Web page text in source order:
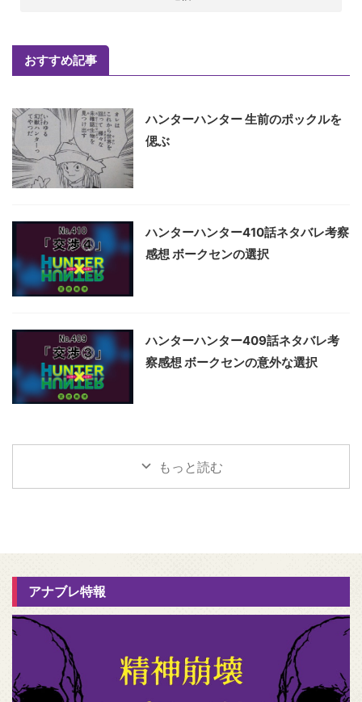
おすすめ記事
ハンターハンター 生前のポックルを
偲ぶ
ハンターハンター410話ネタバレ考察
感想 ボークセンの選択
ハンターハンター409話ネタバレ考
察感想 ボークセンの意外な選択
もっと読む
アナブレ特報